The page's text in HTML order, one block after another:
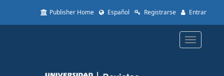
to
Publisher Home Español Registrarse Entrar
Toggle